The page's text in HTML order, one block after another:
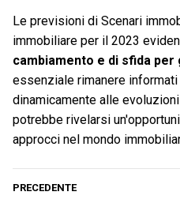
Le previsioni di Scenari
immobiliare per il 2023
cambiamento e di sfida
essenziale rimanere
dinamicamente alle
potrebbe rivelarsi
approcci nel mondo
PRECEDENTE